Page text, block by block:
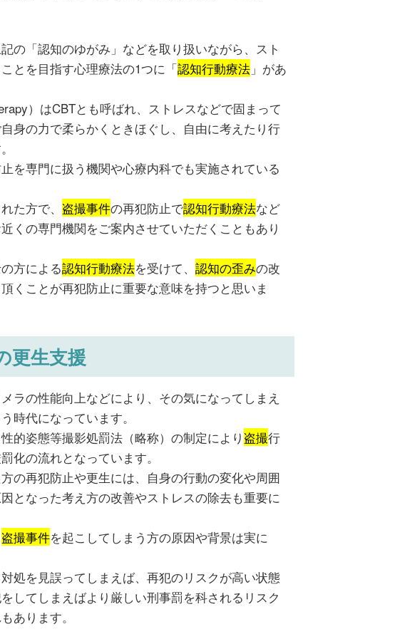
の「認知のゆがみ」などを取り扱いながら、スト
とを目指す心理療法の1つに「認知行動療法 」があ
）はCBTとも呼ばれ、ストレスなどで固まって
身の力で柔らかくときほぐし、自由に考えたり行
を専門に扱う機関や心療内科でも実施されている
た方で、 盗撮事件の再犯防止で認知行動療法など
くの専門機関をご案内させていただくこともあり
方による認知行動療法を受けて、 認知の歪みの改
くことが再犯防止に重要な意味を持つと思いま
更生支援
ラの性能向上などにより、その気になってしまえ
時代になっています。
的姿態等撮影処罰法（略称）の制定により 盗撮行
化の流れとなっています。
の再犯防止や更生には、自身の行動の変化や周囲
となった考え方の改善やストレスの除去も重要に
盗撮事件を起こしてしまう方の原因や背景は実に
処を見誤ってしまえば、再犯のリスクが高い状態
してしまえばより厳しい刑事罰を科されるリスク
あります。